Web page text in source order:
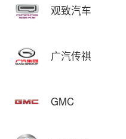
观致汽车
广汽传祺
GMC